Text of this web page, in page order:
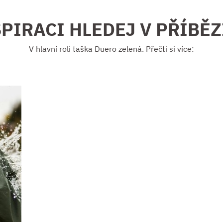
HLEDEJ V
V hlavní roli taška Duero zelená. Přečti si více: